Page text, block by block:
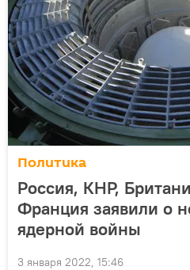
Политика
Россия, КНР,
Франция заявили о
ядерной войны
3 января 2022, 15:46